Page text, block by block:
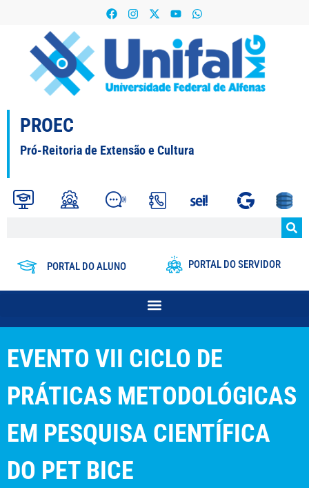
PROEC
Pró-Reitoria de Extensão e Cultura
PORTAL DO ALUNO PORTAL DO SERVIDOR
EVENTO VII CICLO DE
PRÁTICAS METODOLÓGICAS
EM PESQUISA CIENTÍFICA
DO PET BICE